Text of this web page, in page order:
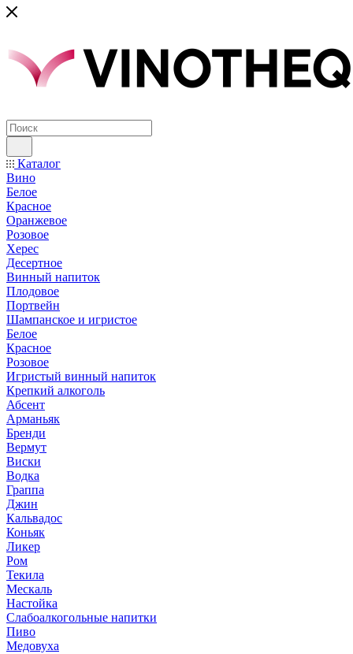
Каталог
Вино
Белое
Красное
Оранжевое
Розовое
Херес
Десертное
Винный напиток
Плодовое
Портвейн
Шампанское и игристое
Белое
Красное
Розовое
Игристый винный напиток
Крепкий алкоголь
Абсент
Арманьяк
Бренди
Вермут
Виски
Водка
Граппа
Джин
Кальвадос
Коньяк
Ликер
Ром
Текила
Мескаль
Настойка
Слабоалкогольные напитки
Пиво
Медовуха